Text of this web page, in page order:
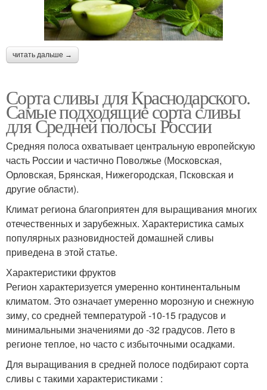
читать дальше →
Сорта сливы для Краснодарского.
Самые подходящие сорта сливы
для Средней полосы России
Средняя полоса охватывает центральную европейскую
часть России и частично Поволжье (Московская,
Орловская, Брянская, Нижегородская, Псковская и
другие области).
Климат региона благоприятен для выращивания многих
отечественных и зарубежных. Характеристика самых
популярных разновидностей домашней сливы
приведена в этой статье.
Характеристики фруктов
Регион характеризуется умеренно континентальным
климатом. Это означает умеренно морозную и снежную
зиму, со средней температурой -10-15 градусов и
минимальными значениями до -32 градусов. Лето в
регионе теплое, но часто с избыточными осадками.
Для выращивания в средней полосе подбирают сорта
сливы с такими характеристиками :